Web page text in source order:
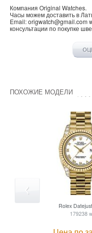
Компания Original Watches.
Часы можем доставить в
Email:origwatch@gmail.com
консультации по покупке
ПОХОЖИЕ МОДЕЛИ
Rolex
179238